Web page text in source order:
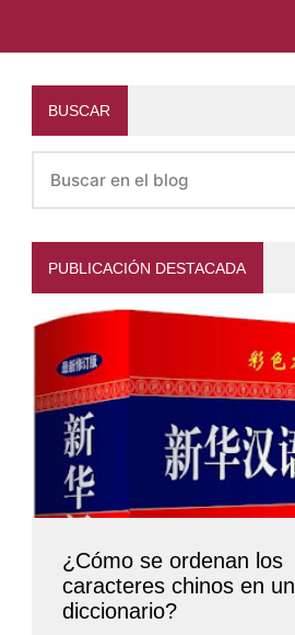
BUSCAR
PUBLICACIÓN DESTACADA
¿Cómo se ordenan los
caracteres chinos en un
diccionario?